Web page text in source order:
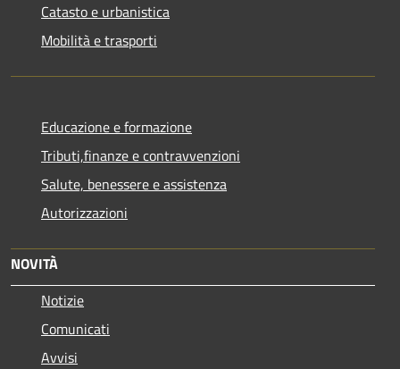
Catasto e urbanistica
Mobilità e trasporti
Educazione e formazione
Tributi,finanze e contravvenzioni
Salute, benessere e assistenza
Autorizzazioni
NOVITÀ
Notizie
Comunicati
Avvisi